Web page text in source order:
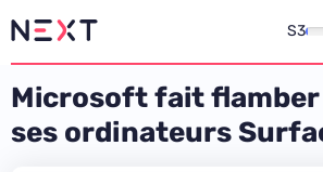
S3
Microsoft fait flamber
ses ordinateurs